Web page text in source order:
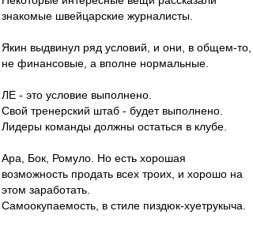
знакомые швейцарские журналисты.
Якин выдвинул ряд условий, и они, в общем-то,
не финансовые, а вполне нормальные.
ЛЕ - это условие выполнено.
Свой тренерский штаб - будет выполнено.
Лидеры команды должны остаться в клубе.
Ара, Бок, Ромуло. Но есть хорошая
возможность продать всех троих, и хорошо на
этом заработать.
Самоокупаемость, в стиле пиздюк-хуетрукыча.